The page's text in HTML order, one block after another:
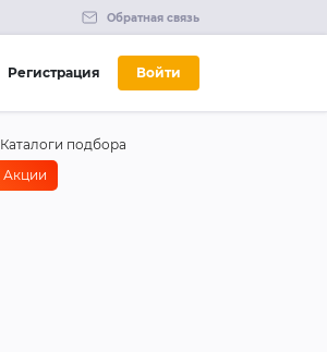
Обратная связь
Регистрация Войти
Каталоги подбора
Акции